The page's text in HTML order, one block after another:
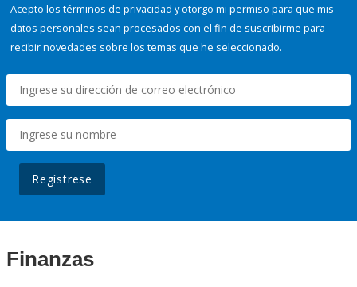
Acepto los términos de privacidad y otorgo mi permiso para que mis
datos personales sean procesados con el fin de suscribirme para
recibir novedades sobre los temas que he seleccionado.
Regístrese
Finanzas